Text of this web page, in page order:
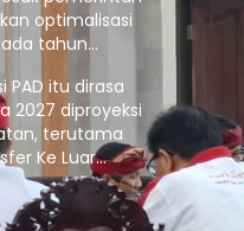
06/2026 - 20:33